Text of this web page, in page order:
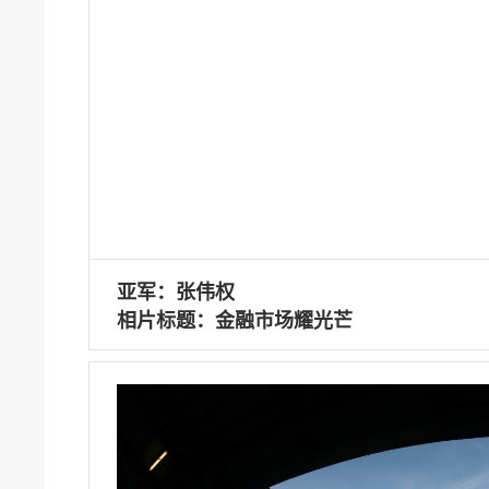
亚军：张伟权
相片标题：金融市场耀光芒